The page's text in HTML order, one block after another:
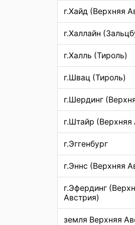
г.Хайд (Верхняя
г.Халлайн
г.Халль (Тироль)
г.Швац (Тироль)
г.Шердинг
г.Штайр (Верхняя
г.Эггенбург
г.Эннс (Верхняя
г.Эфердинг
Австрия)
земля Верхняя